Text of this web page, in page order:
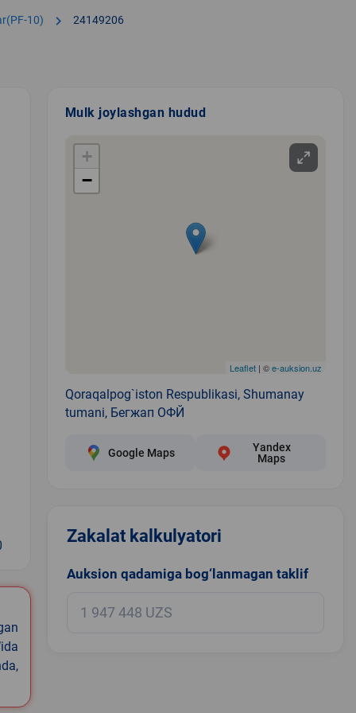
10) chevron_right 24149206
Mulk joylashgan hudud
+
−
Leaflet| ©e-auksion.uz
Qoraqalpog`iston Respublikasi, Shumanay
tumani, Бегжап ОФЙ
Google Maps
Yandex
Maps
Zakalat kalkulyatori
Auksion qadamiga bog‘lanmagan taklif